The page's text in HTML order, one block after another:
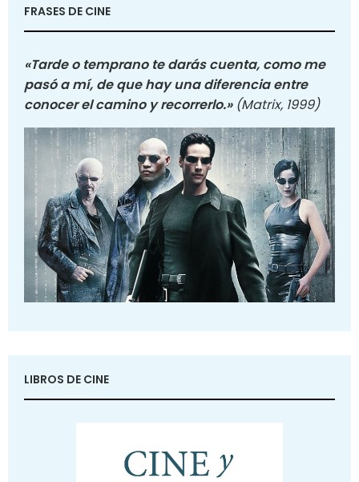
FRASES DE CINE
«Tarde o temprano te darás cuenta, como me
pasó a mí, de que hay una diferencia entre
conocer el camino y recorrerlo.» (Matrix, 1999)
LIBROS DE CINE